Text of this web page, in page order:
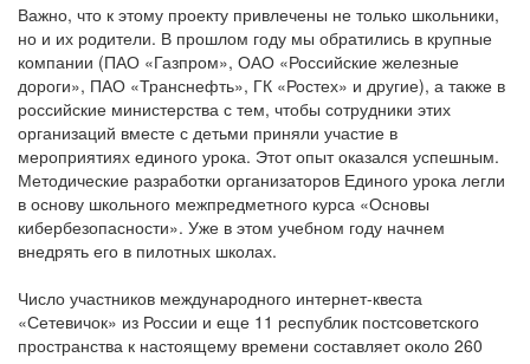
Важно, что к этому проекту привлечены не только школьники,
но и их родители. В прошлом году мы обратились в крупные
компании (ПАО «Газпром», ОАО «Российские железные
дороги», ПАО «Транснефть», ГК «Ростех» и другие), а также в
российские министерства с тем, чтобы сотрудники этих
организаций вместе с детьми приняли участие в
мероприятиях единого урока. Этот опыт оказался успешным.
Методические разработки организаторов Единого урока легли
в основу школьного межпредметного курса «Основы
кибербезопасности». Уже в этом учебном году начнем
внедрять его в пилотных школах.
Число участников международного интернет-квеста
«Сетевичок» из России и еще 11 республик постсоветского
пространства к настоящему времени составляет около 260